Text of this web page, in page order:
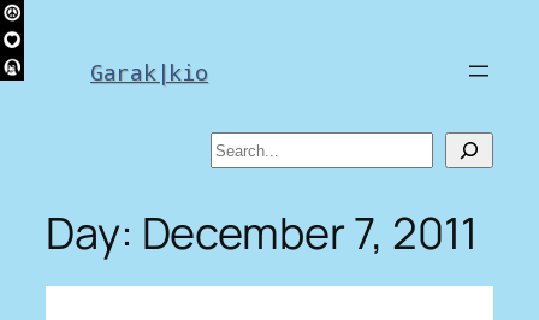
Skip
to
content Garak|kio
Search
Day: December 7, 2011